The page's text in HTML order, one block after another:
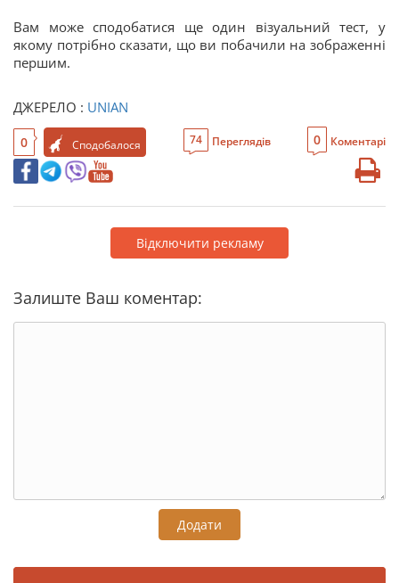
Вам може сподобатися ще один візуальний тест, у
якому потрібно сказати, що ви побачили на зображенні
першим.
ДЖЕРЕЛО : UNIAN
0 Сподобалося 74 Переглядів 0 Коментарі
Відключити рекламу
Залиште Ваш коментар:
Додати